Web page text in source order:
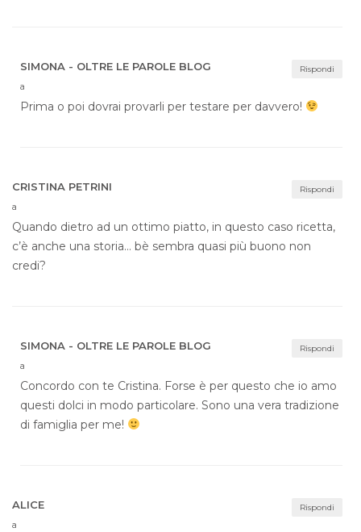
Rispondi
SIMONA - OLTRE LE PAROLE BLOG
a
Prima o poi dovrai provarli per testare per davvero!
Rispondi
CRISTINA PETRINI
a
Quando dietro ad un ottimo piatto, in questo caso ricetta,
c’è anche una storia… bè sembra quasi più buono non
credi?
Rispondi
SIMONA - OLTRE LE PAROLE BLOG
a
Concordo con te Cristina. Forse è per questo che io amo
questi dolci in modo particolare. Sono una vera tradizione
di famiglia per me!
Rispondi
ALICE
a